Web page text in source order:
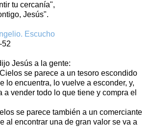
tu cercanía",
Jesús".
Escucho
Jesús a la gente:
se parece a un tesoro escondido
lo encuentra, lo vuelve a esconder, y,
a vender todo lo que tiene y compra el
se parece también a un comerciante
al encontrar una de gran valor se va a